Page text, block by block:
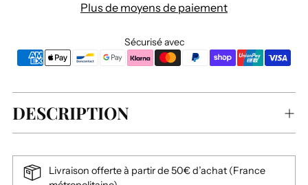
Plus de moyens de paiement
Sécurisé avec
DESCRIPTION
Livraison offerte à partir de 50€ d’achat (France